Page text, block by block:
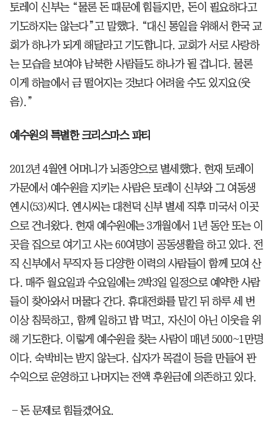
토레이 신부는 “물론 돈 때문에 힘들지만, 돈이 필요하다고
기도하지는 않는다”고 말했다. “대신 통일을 위해서 한국 교
회가 하나가 되게 해달라고 기도합니다. 교회가 서로 사랑하
는 모습을 보여야 남북한 사람들도 하나가 될 겁니다. 물론
이게 하늘에서 금 떨어지는 것보다 어려울 수도 있지요(웃
음).”
예수원의 특별한 크리스마스 파티
2012년 4월엔 어머니가 뇌종양으로 별세했다. 현재 토레이
가문에서 예수원을 지키는 사람은 토레이 신부와 그 여동생
옌시(53)씨다. 옌시씨는 대천덕 신부 별세 직후 미국서 이곳
으로 건너왔다. 현재 예수원에는 3개월에서 1년 동안 또는 이
곳을 집으로 여기고 사는 60여명이 공동생활을 하고 있다. 전
직 신부에서 무직자 등 다양한 이력의 사람들이 함께 모여 산
다. 매주 월요일과 수요일에는 2박3일 일정으로 예약한 사람
들이 찾아와서 머물다 간다. 휴대전화를 맡긴 뒤 하루 세 번
이상 침묵하고, 함께 일하고 밥 먹고, 자신이 아닌 이웃을 위
해 기도한다. 이렇게 예수원을 찾는 사람이 매년 5000~1만명
이다. 숙박비는 받지 않는다. 십자가 목걸이 등을 만들어 판
수익으로 운영하고 나머지는 전액 후원금에 의존하고 있다.
―돈 문제로 힘들겠어요.